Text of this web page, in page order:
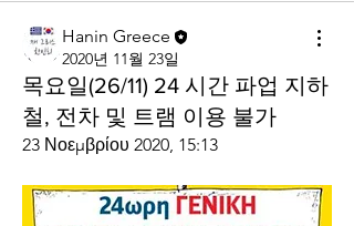
Hanin Greece
2020년 11월 23일
목요일(26/11) 24 시간 파업 지하
철, 전차 및 트램 이용 불가
23 Νοεμβρίου 2020, 15:13